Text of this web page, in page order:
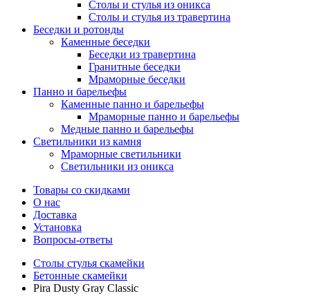
Столы и стулья из оникса
Столы и стулья из травертина
Беседки и ротонды
Каменные беседки
Беседки из травертина
Гранитные беседки
Мраморные беседки
Панно и барельефы
Каменные панно и барельефы
Мраморные панно и барельефы
Медные панно и барельефы
Светильники из камня
Мраморные светильники
Светильники из оникса
Товары со скидками
О нас
Доставка
Установка
Вопросы-ответы
Столы стулья скамейки
Бетонные скамейки
Pira Dusty Gray Classic